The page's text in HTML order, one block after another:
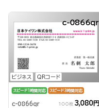
ビジネス QRコード
c-0866qr
スピード1時間対応 スピード3時間対応
c-0866qr 100枚 3,080円